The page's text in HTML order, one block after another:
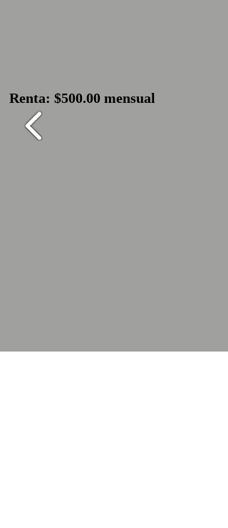
Renta: $500.00 mensual